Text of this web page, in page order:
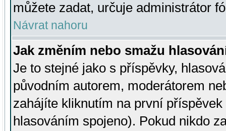
můžete zadat, určuje administrátor
Návrat nahoru
Jak změním nebo smažu
Je to stejné jako s příspěvky,
původním autorem, moderátorem
zahájíte kliknutím na první
hlasováním spojeno). Pokud nikdo